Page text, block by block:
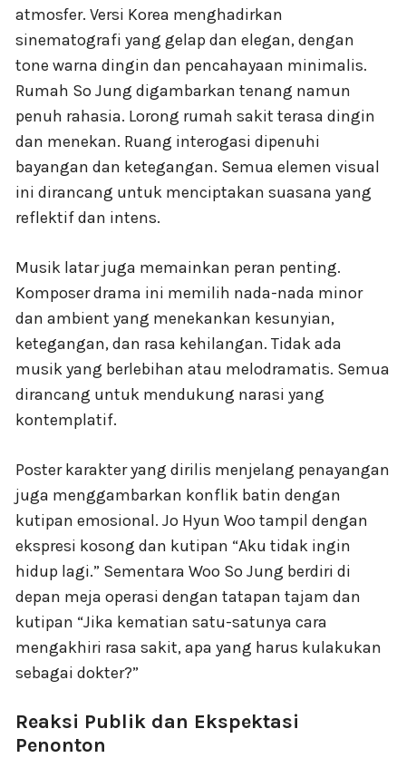
atmosfer. Versi Korea menghadirkan
sinematografi yang gelap dan elegan, dengan
tone warna dingin dan pencahayaan minimalis.
Rumah So Jung digambarkan tenang namun
penuh rahasia. Lorong rumah sakit terasa dingin
dan menekan. Ruang interogasi dipenuhi
bayangan dan ketegangan. Semua elemen visual
ini dirancang untuk menciptakan suasana yang
reflektif dan intens.
Musik latar juga memainkan peran penting.
Komposer drama ini memilih nada-nada minor
dan ambient yang menekankan kesunyian,
ketegangan, dan rasa kehilangan. Tidak ada
musik yang berlebihan atau melodramatis. Semua
dirancang untuk mendukung narasi yang
kontemplatif.
Poster karakter yang dirilis menjelang penayangan
juga menggambarkan konflik batin dengan
kutipan emosional. Jo Hyun Woo tampil dengan
ekspresi kosong dan kutipan “Aku tidak ingin
hidup lagi.” Sementara Woo So Jung berdiri di
depan meja operasi dengan tatapan tajam dan
kutipan “Jika kematian satu-satunya cara
mengakhiri rasa sakit, apa yang harus kulakukan
sebagai dokter?”
Reaksi Publik dan Ekspektasi
Penonton